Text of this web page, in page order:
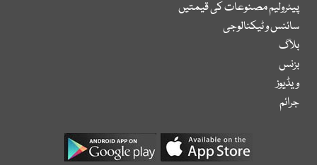
پیٹرولیم مصنوعات کی قیمتیں
سائنس و ٹیکنالوجی
بلاگ
بزنس
ویڈیوز
جرائم